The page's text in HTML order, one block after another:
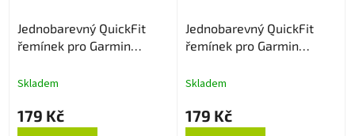
Jednobarevný QuickFit
řemínek pro Garmin
Skladem
179 Kč
Jednobarevný QuickFit
řemínek pro Garmin
Skladem
179 Kč